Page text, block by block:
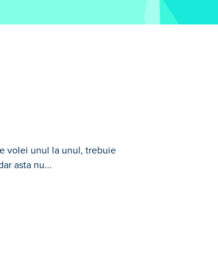
volei unul la unul, trebuie
asta nu...
cât mai multe puncte
a-și îngheța inamicii sau
jucători! Vei fi campion la